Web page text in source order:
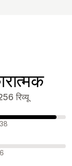
रिव्यू
6